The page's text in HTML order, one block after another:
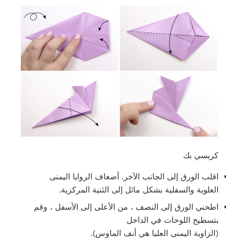
كريسي بك
اقلب الورق إلى الجانب الآخر. أضعاف الزوايا اليمنى
العلوية والسفلية بشكل مائل إلى الثنية المركزية.
اطحني الورق إلى النصف ، من الأعلى إلى الأسفل ، وقم
بتسطيح اللوحات في الداخل
(الزاوية اليمنى العليا هي أنف الماوس).